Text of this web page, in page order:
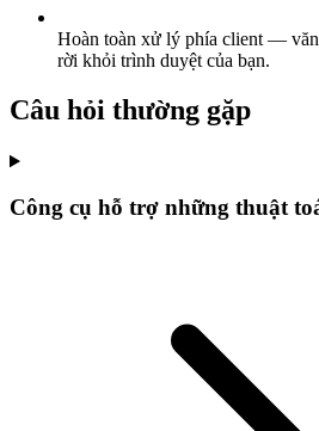
Hoàn toàn xử lý phía client —
rời khỏi trình duyệt của bạn.
Câu hỏi thường gặp
Công cụ hỗ trợ những thuật